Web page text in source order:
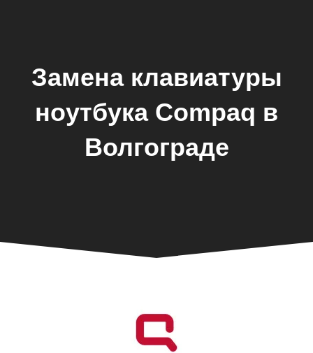
Замена клавиатуры
ноутбука Compaq в
Волгограде